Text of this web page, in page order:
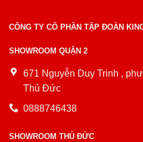
CÔNG TY CỔ PHẦN TẬP ĐOÀN
SHOWROOM QUẬN 2
671 Nguyễn Duy Trinh ,
Thủ Đức
0888746438
SHOWROOM THỦ ĐỨC